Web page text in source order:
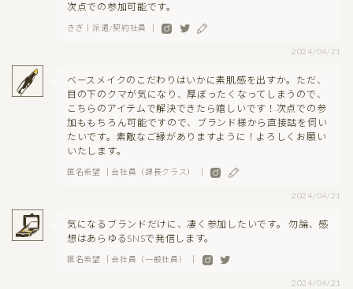
次点での参加可能です。
きぎ｜派遣/契約社員 ｜
2024/04/21
ベースメイクのこだわりはいかに素肌感を出すか。ただ、
目の下のクマが気になり、厚ぼったくなってしまうので、
こちらのアイテムで解決できたら嬉しいです！次点での参
加ももちろん可能ですので、ブランド様から直接話を伺い
たいです。素敵なご縁がありますように！よろしくお願い
いたします。
匿名希望 ｜会社員（課長クラス） ｜
2024/04/21
気になるブランドだけに、凄く参加したいです。 勿論、感
想はあらゆるSNSで発信します。
匿名希望 ｜会社員（一般社員） ｜
2024/04/21